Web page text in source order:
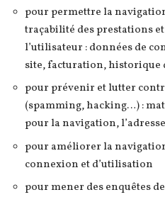
pour permettre la
traçabilité des prestations
l’utilisateur : données de
site, facturation, historique
pour prévenir et lutter
(spamming, hacking…) :
pour la navigation,
pour améliorer la
connexion et d’utilisation
pour mener des enquêtes